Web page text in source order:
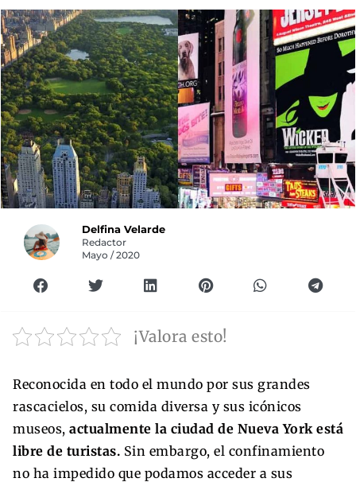
Delfina Velarde
Redactor
Mayo / 2020
¡Valora esto!
Reconocida en todo el mundo por sus grandes
rascacielos, su comida diversa y sus icónicos
museos, actualmente la ciudad de Nueva York está
libre de turistas. Sin embargo, el confinamiento
no ha impedido que podamos acceder a sus